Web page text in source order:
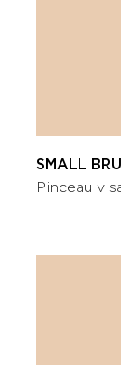
SMALL
Pinceau